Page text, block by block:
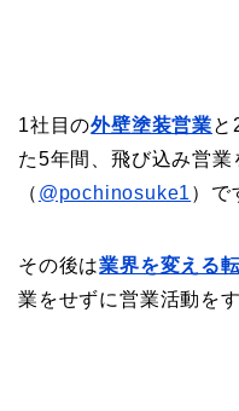
1社目の外壁塗装営業と
た5年間、飛び込み営
（ @pochinosuke1 ）で
その後は業界を変える
業をせずに営業活動を